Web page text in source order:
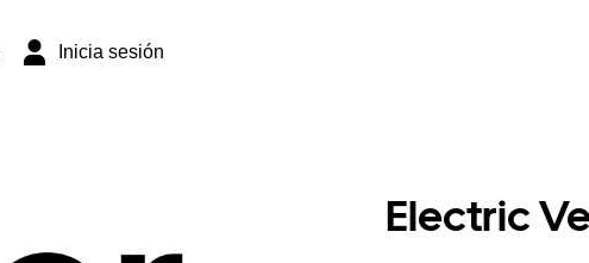
Inicia sesión
Electric